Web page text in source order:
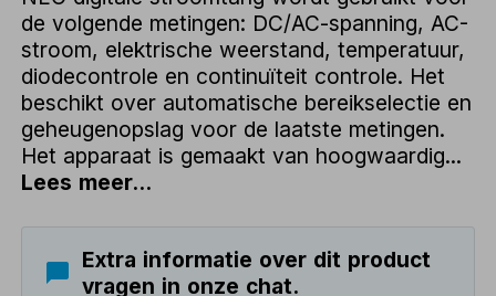
de volgende metingen: DC/AC-spanning, AC-
stroom, elektrische weerstand, temperatuur,
diodecontrole en continuïteit controle. Het
beschikt over automatische bereikselectie en
geheugenopslag voor de laatste metingen.
Het apparaat is gemaakt van hoogwaardig...
Lees meer...
Extra informatie over dit product
vragen in onze chat.